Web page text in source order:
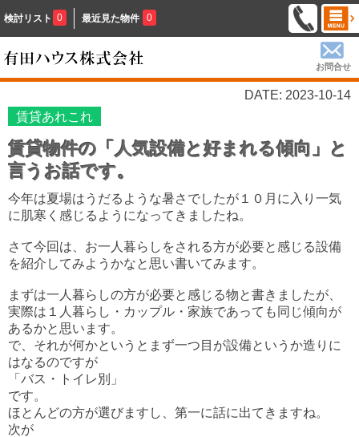
検討リスト 0 最近見た物件 0
お問合せ
DATE: 2023-10-14
賃貸あれこれ
賃貸物件の「人気設備と好まれる傾向」と
言うお話です。
今年は夏場はうだるような暑さでしたが１０月に入り一気
に肌寒く感じるようになってきましたね。
さて今回は、お一人暮らしをされる方が必要と感じる設備
を紹介してみようかなと思い書いてみます。
まずは一人暮らしの方が必要と感じる物と書きましたが、
実際は１人暮らし・カップル・家族であっても同じ傾向が
あるかと思います。
で、それが何かというとまず一つ目が設備というか造りに
はなるのですが
「バス・トイレ別」
です。
ほとんどの方が選びますし、第一に話に出てきますね。
次が